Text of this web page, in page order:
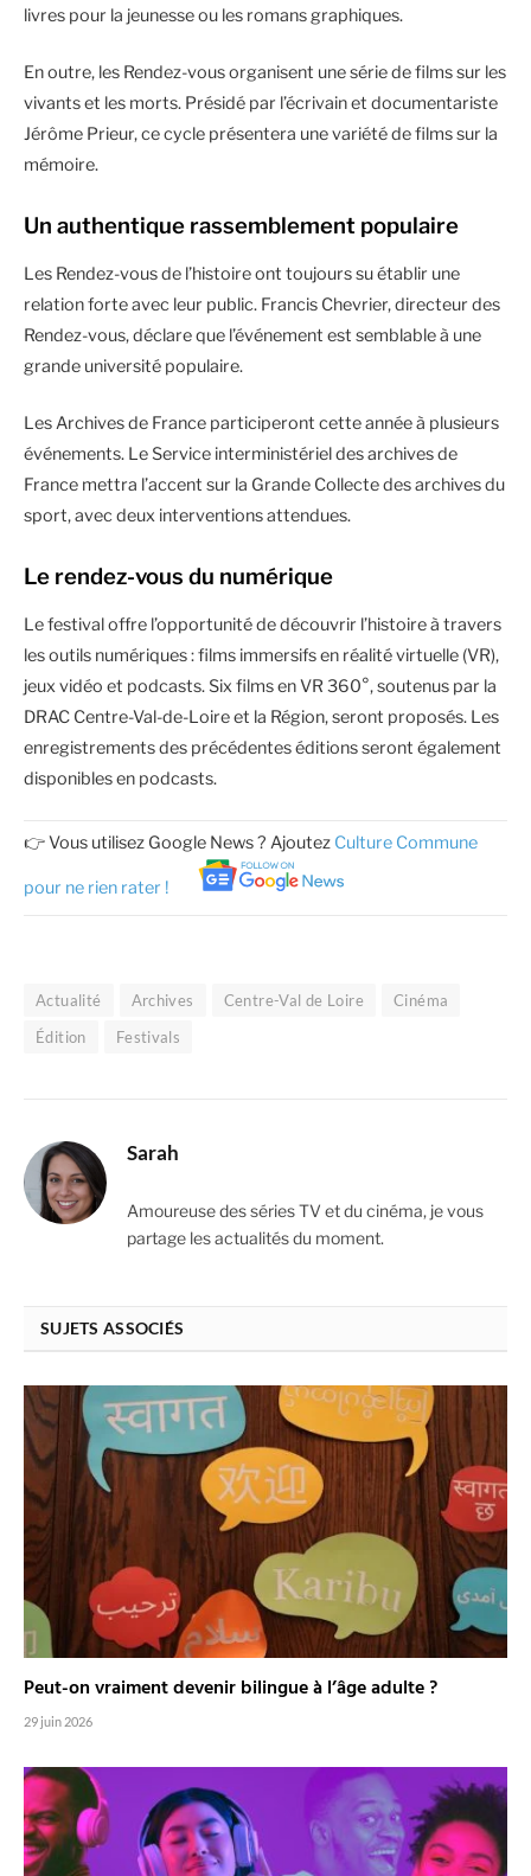
livres pour la jeunesse ou les romans graphiques.
En outre, les Rendez-vous organisent une série de films sur les
vivants et les morts. Présidé par l’écrivain et documentariste
Jérôme Prieur, ce cycle présentera une variété de films sur la
mémoire.
Un authentique rassemblement populaire
Les Rendez-vous de l’histoire ont toujours su établir une
relation forte avec leur public. Francis Chevrier, directeur des
Rendez-vous, déclare que l’événement est semblable à une
grande université populaire.
Les Archives de France participeront cette année à plusieurs
événements. Le Service interministériel des archives de
France mettra l’accent sur la Grande Collecte des archives du
sport, avec deux interventions attendues.
Le rendez-vous du numérique
Le festival offre l’opportunité de découvrir l’histoire à travers
les outils numériques : films immersifs en réalité virtuelle (VR),
jeux vidéo et podcasts. Six films en VR 360°, soutenus par la
DRAC Centre-Val-de-Loire et la Région, seront proposés. Les
enregistrements des précédentes éditions seront également
disponibles en podcasts.
👉 Vous utilisez Google News ? Ajoutez Culture Commune
pour ne rien rater !
Actualité Archives Centre-Val de Loire
Cinéma
Édition
Festivals
Sarah
Amoureuse des séries TV et du cinéma, je vous
partage les actualités du moment.
SUJETS ASSOCIÉS
Peut-on vraiment devenir bilingue à l’âge adulte ?
29 juin 2026